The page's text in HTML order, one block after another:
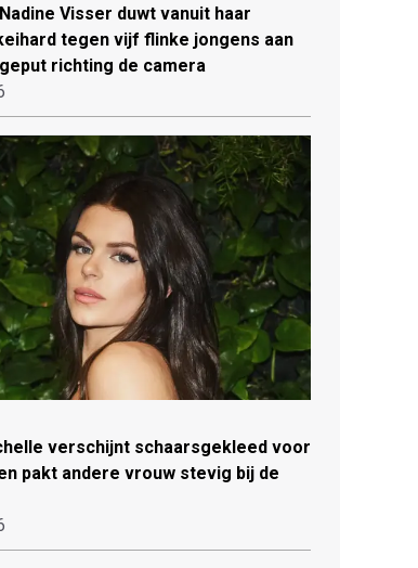
Visser duwt vanuit haar
tegen vijf flinke jongens aan
richting de camera
verschijnt schaarsgekleed voor
pakt andere vrouw stevig bij de